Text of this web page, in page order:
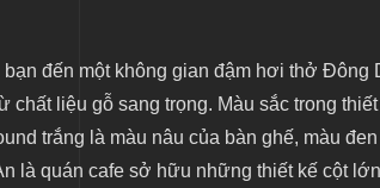
đến một không gian đậm hơi thở Đông
liệu gỗ sang trọng. Màu sắc trong
trắng là màu nâu của bàn ghế, màu
là quán cafe sở hữu những thiết kế cột